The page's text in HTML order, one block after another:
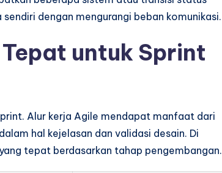
dengan mengurangi beban komunikasi.
untuk Sprint
Alur kerja Agile mendapat manfaat dari
hal kejelasan dan validasi desain. Di
tepat berdasarkan tahap pengembangan.